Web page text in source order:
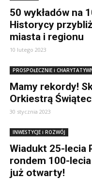
50 wykładów na
Historycy
miasta i regionu
10 lutego 2023
PROSPOŁECZNIE i
Mamy rekordy!
Orkiestrą
30 stycznia 2023
INWESTYCJE i ROZWÓJ
Wiadukt 25-lecia
rondem 100-
już otwarty!